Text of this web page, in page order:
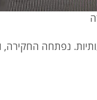
נפתחה החקירה,